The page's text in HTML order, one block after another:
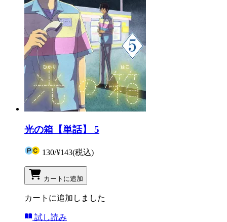
光の箱【単話】 5
130/¥143(税込)
カートに追加
カートに追加しました
試し読み